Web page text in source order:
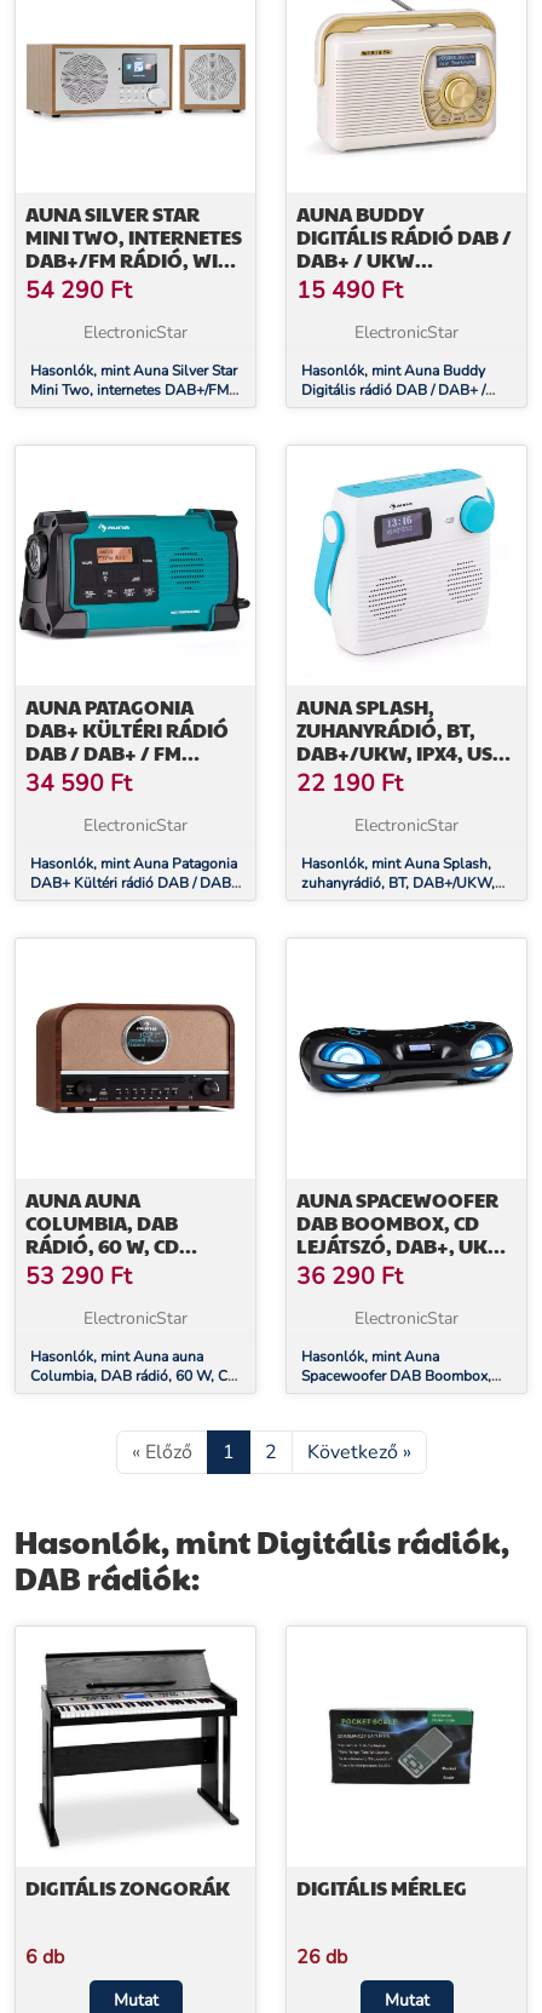
AUNA SILVER STAR
MINI TWO, INTERNETES
DAB+/FM RÁDIÓ, WIFI,
BT, TWS HANGSZÓRÓ
54 290 Ft
ElectronicStar
Hasonlók, mint Auna Silver Star
Mini Two, internetes DAB+/FM
rádió, WiFi, BT, TWS hangszóró
AUNA BUDDY
DIGITÁLIS RÁDIÓ DAB /
DAB+ / UKW
BLUETOOTH 5.0 AUX
1AH ELEM MOBIL
RETRO
15 490 Ft
ElectronicStar
Hasonlók, mint Auna Buddy
Digitális rádió DAB / DAB+ /
UKW Bluetooth 5.0 AUX 1Ah
AUNA PATAGONIA
DAB+ KÜLTÉRI RÁDIÓ
DAB / DAB+ / FM
TÖLTÉS USB
HAJTÓKARRAL SOS
RIASZTÓ VÍZÁLLÓ
34 590 Ft
ElectronicStar
Hasonlók, mint Auna Patagonia
DAB+ Kültéri rádió DAB / DAB+
/ FM Töltés USB hajtókarral SOS
AUNA SPLASH,
ZUHANYRÁDIÓ, BT,
DAB+/UKW, IPX4, USB-
PORT, FEJHALLGATÓ-
CSATLAKOZÓ, USB-C,
AKKUMULÁTOR
22 190 Ft
ElectronicStar
Hasonlók, mint Auna Splash,
zuhanyrádió, BT, DAB+/UKW,
IPX4, USB-port, fejhallgató-
AUNA AUNA
COLUMBIA, DAB
RÁDIÓ, 60 W, CD
LEJÁTSZÓ, DAB+/UKW
TUNER, USB FELVÉTEL,
BLUETOOTH
53 290 Ft
ElectronicStar
Hasonlók, mint Auna auna
Columbia, DAB rádió, 60 W, CD
lejátszó, DAB+/UKW tuner,
AUNA SPACEWOOFER
DAB BOOMBOX, CD
LEJÁTSZÓ, DAB+, UKW,
BLUETOOTH,
TÁVIRÁNYÍTÓ, LED
36 290 Ft
ElectronicStar
Hasonlók, mint Auna
Spacewoofer DAB Boombox,
CD lejátszó, DAB+, UKW,
« Előző 1 2 Következő »
Hasonlók, mint Digitális rádiók,
DAB rádiók:
DIGITÁLIS ZONGORÁK
6 db
Mutat
DIGITÁLIS MÉRLEG
26 db
Mutat